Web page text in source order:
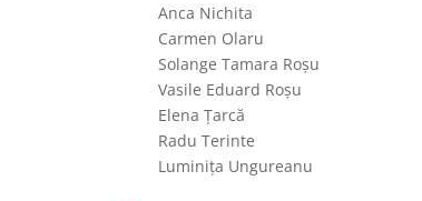
Anca Nichita
Carmen Olaru
Solange Tamara Roșu
Vasile Eduard Roșu
Elena Țarcă
Radu Terinte
Luminița Ungureanu